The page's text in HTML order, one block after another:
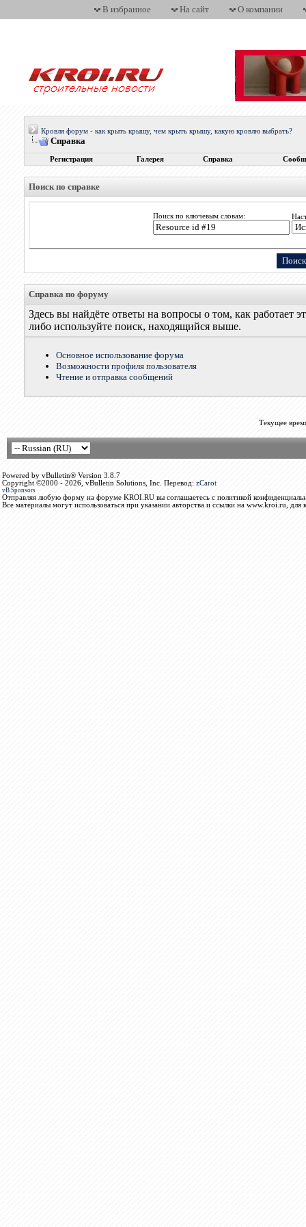
В избранное На сайт О компании
Кровля форум - как крыть крышу, чем крыть крышу, какую кровлю выбрать?
Справка
Регистрация Галерея Справка
Поиск по справке
Поиск по ключевым словам:
Справка по форуму
Здесь вы найдёте ответы на вопросы о том, как
либо используйте поиск, находящийся выше.
Основное использование форума
Возможности профиля пользователя
Чтение и отправка сообщений
Текущее
Powered by vBulletin® Version 3.8.7
Copyright ©2000 - 2026, vBulletin Solutions, Inc. Перевод: zCarot
vB.Sponsors
Отправляя любую форму на форуме KROI.RU вы соглашаетесь с политикой
Все материалы могут использоваться при указании авторства и ссылки на www.kroi.ru, для